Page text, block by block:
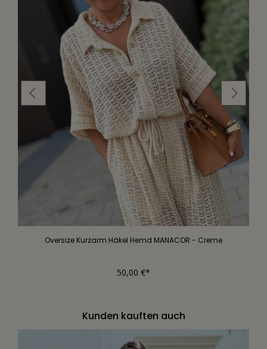
Oversize Kurzarm Häkel Hemd MANACOR - Creme
50,00 €*
Kunden kauften auch